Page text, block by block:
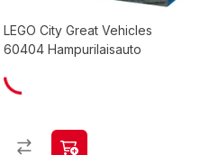
LEGO City Great Vehicles
60404 Hampurilaisauto